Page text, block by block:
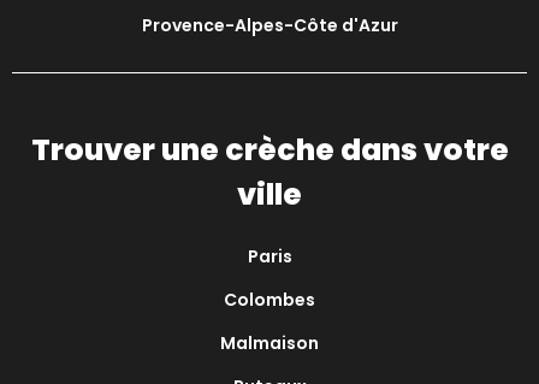
Provence-Alpes-Côte d'Azur
Trouver une crèche dans votre
ville
Paris
Colombes
Malmaison